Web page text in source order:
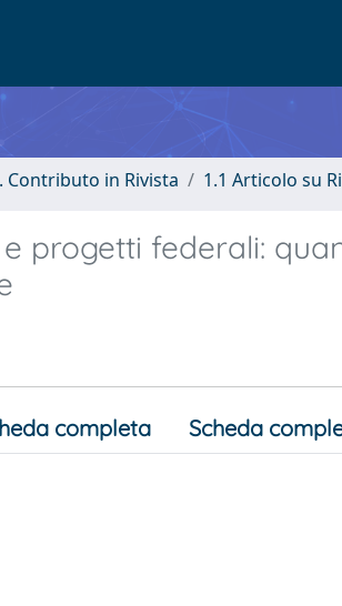
Contributo in Rivista 1.1 Articolo su
e progetti federali:
completa Scheda